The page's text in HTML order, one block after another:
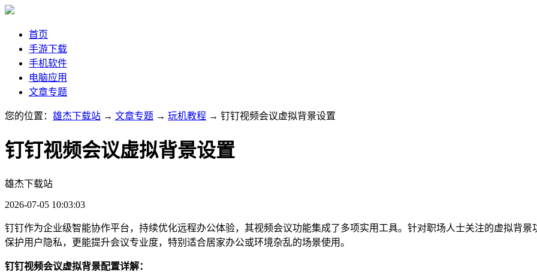
首页
手游下载
手机软件
电脑应用
文章专题
您的位置： 雄杰下载站 → 文章专题 → 玩机教程 → 钉钉视频会议虚拟背景设置
钉钉视频会议虚拟背景设置
雄杰下载站
2026-07-05 10:03:03
钉钉作为企业级智能协作平台，持续优化远程办公体验，其视频会议功能集成了多项实用工具。针对职场人士关注的虚拟背
保护用户隐私，更能提升会议专业度，特别适合居家办公或环境杂乱的场景使用。
钉钉视频会议虚拟背景配置详解：